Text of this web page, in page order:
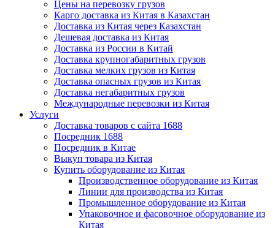
Цены на перевозку грузов
Карго доставка из Китая в Казахстан
Доставка из Китая через Казахстан
Дешевая доставка из Китая
Доставка из России в Китай
Доставка крупногабаритных грузов
Доставка мелких грузов из Китая
Доставка опасных грузов из Китая
Доставка негабаритных грузов
Международные перевозки из Китая
Услуги
Доставка товаров с сайта 1688
Посредник 1688
Посредник в Китае
Выкуп товара из Китая
Купить оборудование из Китая
Производственное оборудование из Китая
Линии для производства из Китая
Промышленное оборудование из Китая
Упаковочное и фасовочное оборудование из
Китая